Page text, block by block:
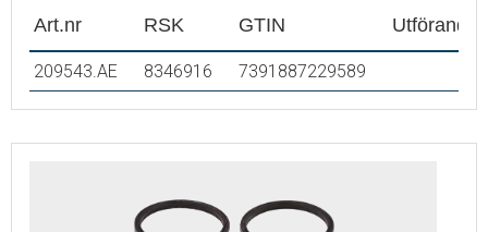
Art.nr RSK GTIN Utförande
209543.AE 8346916 7391887229589